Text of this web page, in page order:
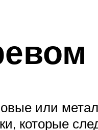
или
которые